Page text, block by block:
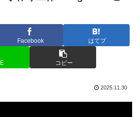
Facebook はてブ
コピー
2025.11.30